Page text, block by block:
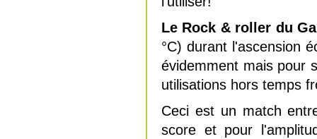
Le Rock & roller du
°C) durant l'ascension
évidemment mais pour
utilisations hors temps
Ceci est un match
score et pour